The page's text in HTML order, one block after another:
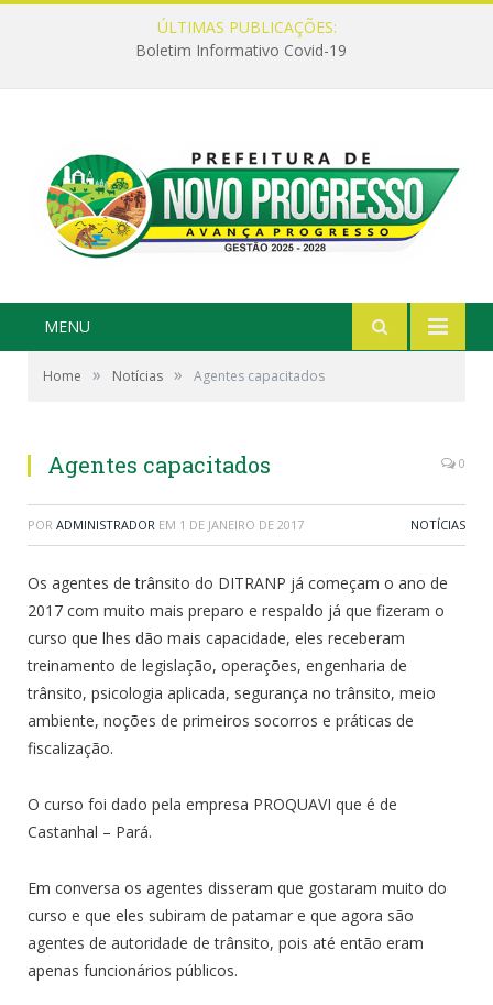
ÚLTIMAS PUBLICAÇÕES:
Boletim Informativo Covid-19
MENU
Home » Notícias » Agentes capacitados
Agentes capacitados 0
POR ADMINISTRADOR EM 1 DE JANEIRO DE 2017 NOTÍCIAS
Os agentes de trânsito do DITRANP já começam o ano de
2017 com muito mais preparo e respaldo já que fizeram o
curso que lhes dão mais capacidade, eles receberam
treinamento de legislação, operações, engenharia de
trânsito, psicologia aplicada, segurança no trânsito, meio
ambiente, noções de primeiros socorros e práticas de
fiscalização.
O curso foi dado pela empresa PROQUAVI que é de
Castanhal – Pará.
Em conversa os agentes disseram que gostaram muito do
curso e que eles subiram de patamar e que agora são
agentes de autoridade de trânsito, pois até então eram
apenas funcionários públicos.